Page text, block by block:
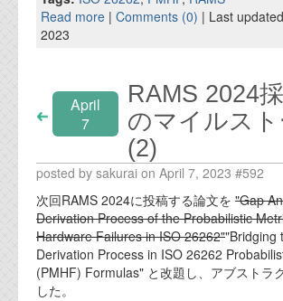
Read more | Comments (0) | Last
2023
April
7
RAMS 2024
のマイルスト
(2)
posted by sakurai on April 7, 2023 #592
次回RAMS 2024に投稿する論文を "Gap
Derivation Process of the Probabilistic
Hardware Failures in ISO 26262""Bridging
Derivation Process in ISO 26262
(PMHF) Formulas" と改題し、アブストラ
した。